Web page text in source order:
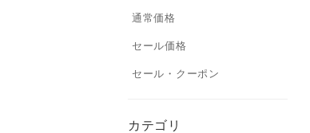
通常価格
セール価格
セール・クーポン
カテゴリ